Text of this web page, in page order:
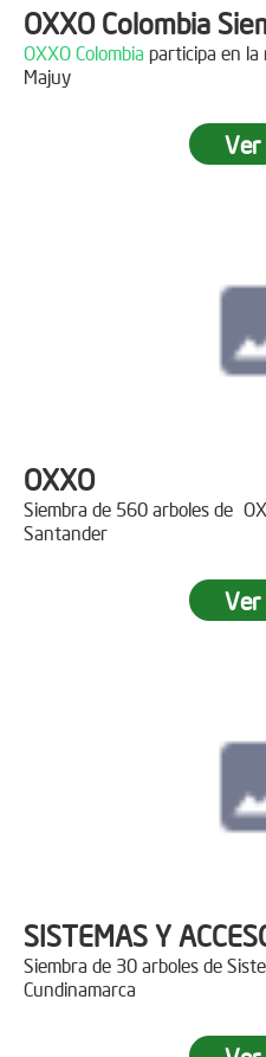
OXXO Colombia
OXXO Colombia participa en la
Majuy
Ver
OXXO
Siembra de 560 arboles de
Santander
Ver
SISTEMAS Y
Siembra de 30 arboles de
Cundinamarca